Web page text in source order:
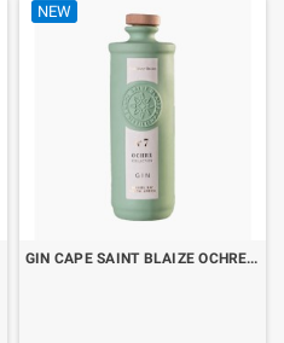
NEW
GIN CAPE SAINT BLAIZE OCHRE N°7 CL.70 LIMITED EDITION